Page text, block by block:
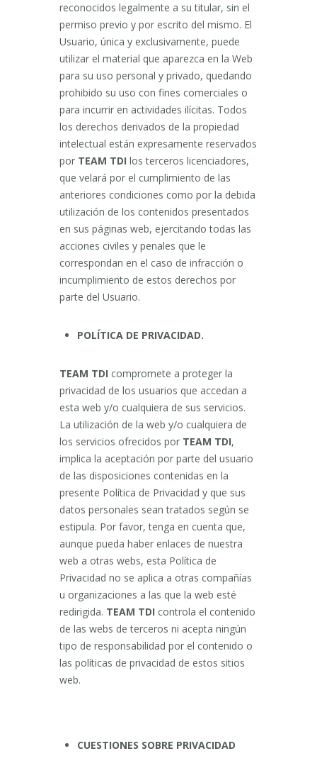
reconocidos legalmente a su titular, sin el
permiso previo y por escrito del mismo. El
Usuario, única y exclusivamente, puede
utilizar el material que aparezca en la Web
para su uso personal y privado, quedando
prohibido su uso con fines comerciales o
para incurrir en actividades ilícitas. Todos
los derechos derivados de la propiedad
intelectual están expresamente reservados
por TEAM TDI los terceros licenciadores,
que velará por el cumplimiento de las
anteriores condiciones como por la debida
utilización de los contenidos presentados
en sus páginas web, ejercitando todas las
acciones civiles y penales que le
correspondan en el caso de infracción o
incumplimiento de estos derechos por
parte del Usuario.
POLÍTICA DE PRIVACIDAD.
TEAM TDI compromete a proteger la
privacidad de los usuarios que accedan a
esta web y/o cualquiera de sus servicios.
La utilización de la web y/o cualquiera de
los servicios ofrecidos por TEAM TDI,
implica la aceptación por parte del usuario
de las disposiciones contenidas en la
presente Política de Privacidad y que sus
datos personales sean tratados según se
estipula. Por favor, tenga en cuenta que,
aunque pueda haber enlaces de nuestra
web a otras webs, esta Política de
Privacidad no se aplica a otras compañías
u organizaciones a las que la web esté
redirigida. TEAM TDI controla el contenido
de las webs de terceros ni acepta ningún
tipo de responsabilidad por el contenido o
las políticas de privacidad de estos sitios
web.
CUESTIONES SOBRE PRIVACIDAD